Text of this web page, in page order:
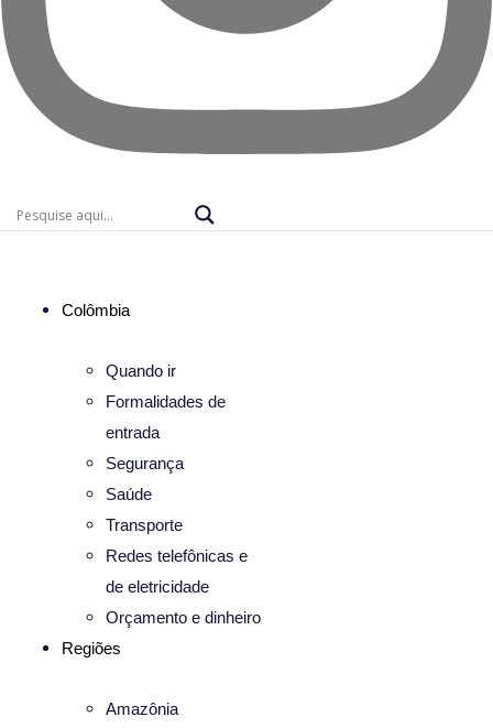
Colômbia
Quando ir
Formalidades de
entrada
Segurança
Saúde
Transporte
Redes telefônicas e
de eletricidade
Orçamento e dinheiro
Regiões
Amazônia